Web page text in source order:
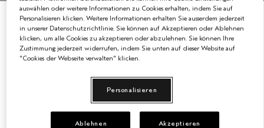
EMPFINDLICHE KOPFHAUT
PURE ABUNDANCE
ALLE KOLLEKTIONEN
BEAUTY
How-To
Langfristige Ergebnisse erzielen
auswählen oder weitere Informationen zu Cookies erhalten, indem Sie auf
Personalisieren klicken. Weitere Informationen erhalten Sie ausserdem jederzeit
in unserer Datenschutzrichtlinie. Sie können auf Akzeptieren oder Ablehnen
klicken, um alle Cookies zu akzeptieren oder abzulehnen. Sie können Ihre
Zustimmung jederzeit widerrufen, indem Sie unten auf dieser Website auf
"Cookies der Webseite verwalten" klicken.
Personalisieren
Ablehnen Akzeptieren